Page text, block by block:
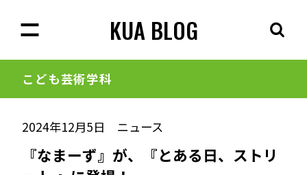
KUA BLOG
こども芸術学科
2024年12月5日 ニュース
『なまーず』が、『とある日、ストリ